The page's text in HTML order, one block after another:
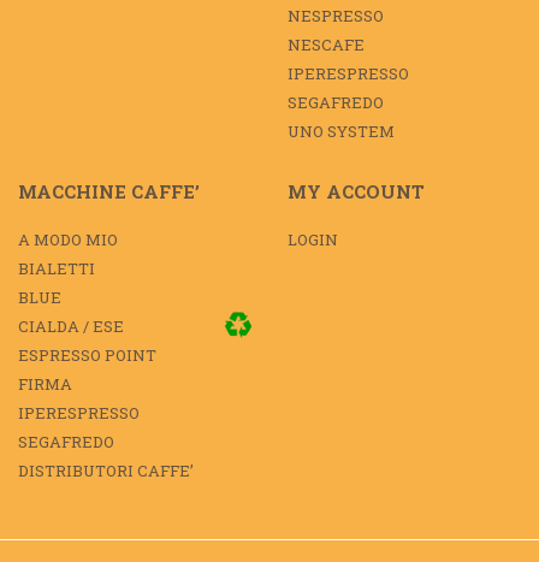
NESPRESSO
NESCAFE
IPERESPRESSO
SEGAFREDO
UNO SYSTEM
MACCHINE CAFFE’
A MODO MIO
BIALETTI
BLUE
CIALDA / ESE
ESPRESSO POINT
FIRMA
IPERESPRESSO
SEGAFREDO
DISTRIBUTORI CAFFE’
MY ACCOUNT
LOGIN